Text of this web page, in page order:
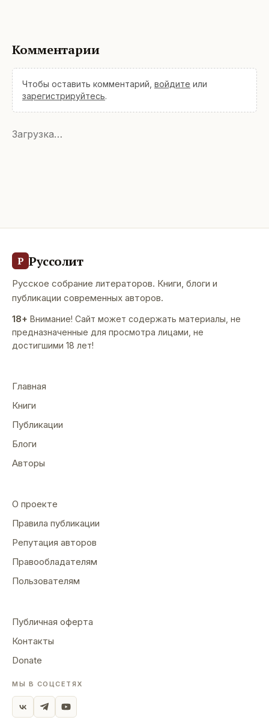
Комментарии
Чтобы оставить комментарий, войдите или
зарегистрируйтесь.
Загрузка…
Р Руссолит
Русское собрание литераторов. Книги, блоги и
публикации современных авторов.
18+ Внимание! Сайт может содержать материалы, не
предназначенные для просмотра лицами, не
достигшими 18 лет!
Главная
Книги
Публикации
Блоги
Авторы
О проекте
Правила публикации
Репутация авторов
Правообладателям
Пользователям
Публичная оферта
Контакты
Donate
МЫ В СОЦСЕТЯХ